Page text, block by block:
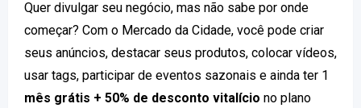
Quer divulgar seu negócio, mas não sabe por onde
começar? Com o Mercado da Cidade, você pode criar
seus anúncios, destacar seus produtos, colocar vídeos,
usar tags, participar de eventos sazonais e ainda ter 1
mês grátis + 50% de desconto vitalício no plano